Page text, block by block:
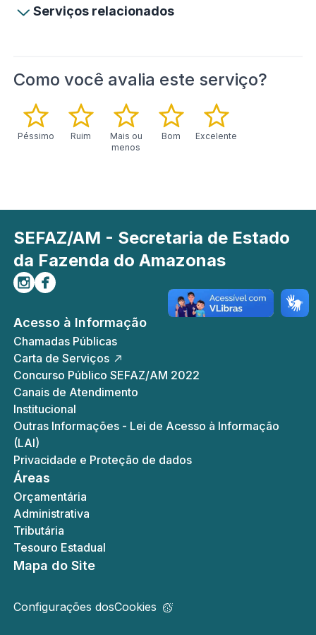
Serviços relacionados
Como você avalia este serviço?
Péssimo Ruim
Mais ou
menos
Bom Excelente
SEFAZ/AM - Secretaria de Estado
da Fazenda do Amazonas
Siga-nos no Instagram
Curta-nos no Facebook
Acesso à Informação
Chamadas Públicas
Carta de Serviços
Concurso Público SEFAZ/AM 2022
Canais de Atendimento
Institucional
Outras Informações - Lei de Acesso à Informação
(LAI)
Privacidade e Proteção de dados
Áreas
Orçamentária
Administrativa
Tributária
Tesouro Estadual
Mapa do Site
Configurações dosCookies